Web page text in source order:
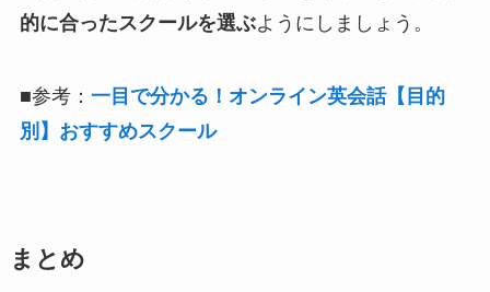
的に合ったスクールを選ぶようにしましょう。
■参考： 一目で分かる！オンライン英会話【目的
別】おすすめスクール
まとめ